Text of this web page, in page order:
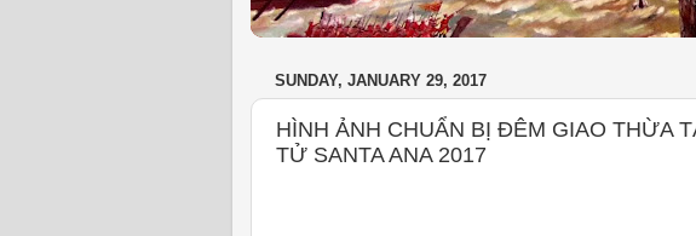
SUNDAY, JANUARY 29, 2017
HÌNH ẢNH CHUẨN BỊ ĐÊM GIAO THỪA
TỬ SANTA ANA 2017